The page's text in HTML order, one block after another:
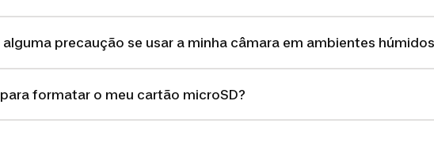
precaução se usar a minha câmara em ambientes
formatar o meu cartão microSD?